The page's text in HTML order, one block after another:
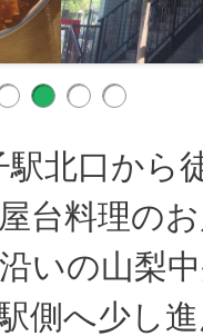
北口から
台料理の
いの山梨
側へ少し